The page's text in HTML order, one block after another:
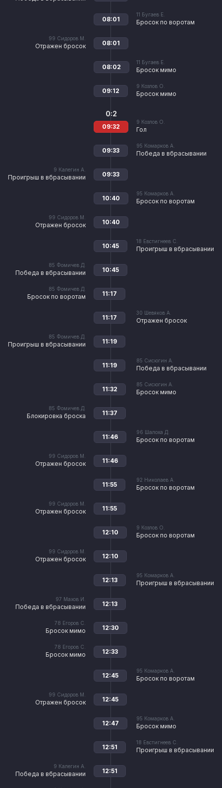
11 Бугаев Е.
Бросок по воротам
08:01
99 Сидоров М.
Отражен бросок 08:01
11 Бугаев Е.
Бросок мимо
08:02
9 Козлов О.
Бросок мимо
09:12
9 Козлов О.
Гол
0:2
09:32
95 Комарков А.
Победа в вбрасывании
09:33
9 Калегин А.
Проигрыш в вбрасывании 09:33
95 Комарков А.
Бросок по воротам
10:40
99 Сидоров М.
Отражен бросок 10:40
18 Евстигнеев С.
Проигрыш в вбрасывании
10:45
85 Фомичев Д.
Победа в вбрасывании 10:45
85 Фомичев Д.
Бросок по воротам 11:17
30 Шевяков А.
Отражен бросок
11:17
85 Фомичев Д.
Проигрыш в вбрасывании 11:19
85 Сисюгин А.
Победа в вбрасывании
11:19
85 Сисюгин А.
Бросок мимо
11:32
85 Фомичев Д.
Блокировка броска 11:37
96 Шалоха Д.
Бросок по воротам
11:46
99 Сидоров М.
Отражен бросок 11:46
92 Николаев А.
Бросок по воротам
11:55
99 Сидоров М.
Отражен бросок 11:55
9 Козлов О.
Бросок по воротам
12:10
99 Сидоров М.
Отражен бросок 12:10
95 Комарков А.
Проигрыш в вбрасывании
12:13
97 Махов И.
Победа в вбрасывании 12:13
78 Егоров С.
Бросок мимо 12:30
78 Егоров С.
Бросок мимо 12:33
95 Комарков А.
Бросок по воротам
12:45
99 Сидоров М.
Отражен бросок 12:45
95 Комарков А.
Бросок мимо
12:47
18 Евстигнеев С.
Проигрыш в вбрасывании
12:51
9 Калегин А.
Победа в вбрасывании 12:51